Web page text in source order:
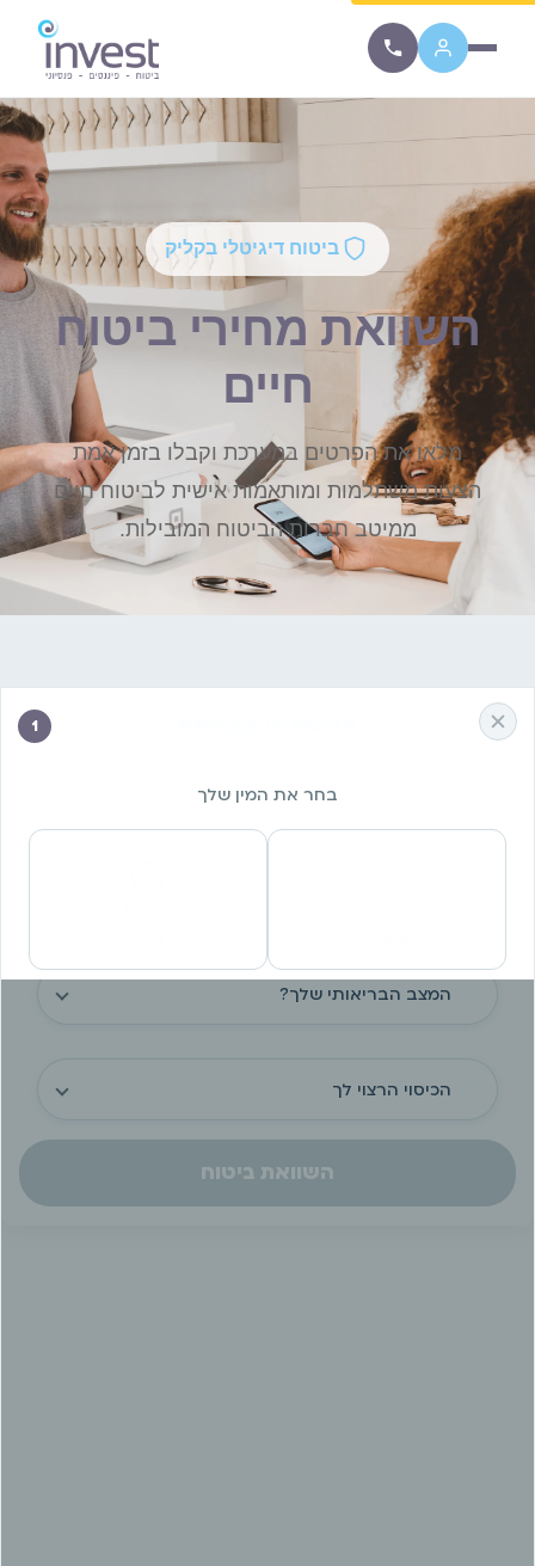
ביטוח דיגיטלי בקליק
השוואת מחירי ביטוח
חיים
מלאו את הפרטים במערכת וקבלו בזמן אמת
הצעות משתלמות ומותאמות אישית לביטוח חיים
ממיטב חברות הביטוח המובילות.